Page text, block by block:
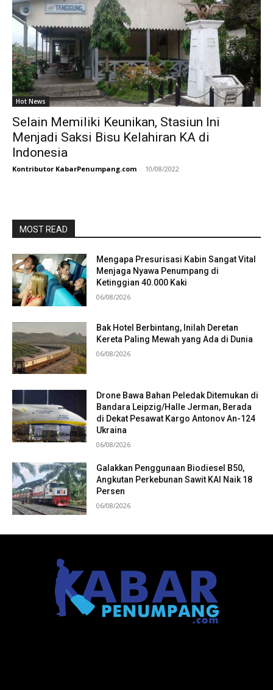
Hot News
Selain Memiliki Keunikan, Stasiun Ini
Menjadi Saksi Bisu Kelahiran KA di
Indonesia
Kontributor KabarPenumpang.com - 10/08/2022
MOST READ
Mengapa Presurisasi Kabin Sangat Vital
Menjaga Nyawa Penumpang di
Ketinggian 40.000 Kaki
06/08/2026
Bak Hotel Berbintang, Inilah Deretan
Kereta Paling Mewah yang Ada di Dunia
06/08/2026
Drone Bawa Bahan Peledak Ditemukan di
Bandara Leipzig/Halle Jerman, Berada
di Dekat Pesawat Kargo Antonov An-124
Ukraina
06/08/2026
Galakkan Penggunaan Biodiesel B50,
Angkutan Perkebunan Sawit KAI Naik 18
Persen
06/08/2026